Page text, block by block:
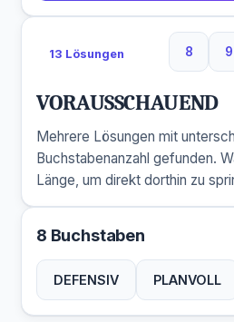
13 Lösungen 8
8
9
VORAUSSCHAUEND
Mehrere Lösungen mit
Buchstabenanzahl gefunden.
Länge, um direkt dorthin zu
8 Buchstaben
DEFENSIV PLANVOLL